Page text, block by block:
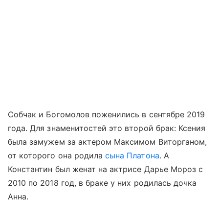
Собчак и Богомолов поженились в сентябре 2019
года. Для знаменитостей это второй брак: Ксения
была замужем за актером Максимом Виторганом,
от которого она родиласына Платона. А
Константин был женат на актрисе Дарье Мороз с
2010 по 2018 год, в браке у них родилась дочка
Анна.